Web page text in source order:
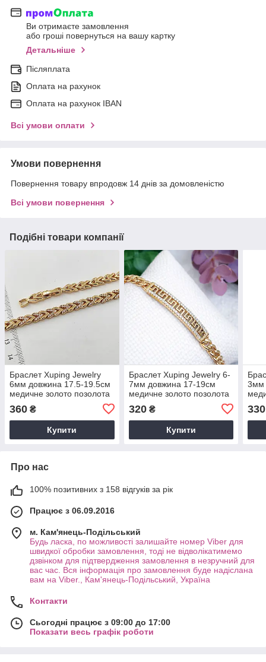
Ви отримаєте замовлення
або гроші повернуться на вашу картку
Детальніше
Післяплата
Оплата на рахунок
Оплата на рахунок IBAN
Всі умови оплати
Умови повернення
Повернення товару впродовж 14 днів за домовленістю
Всі умови повернення
Подібні товари компанії
Браслет Xuping Jewelry
6мм довжина 17.5-19.5см
медичне золото позолота
360 ₴
Купити
Браслет Xuping Jewelry 6-
7мм довжина 17-19см
медичне золото позолота
320₴
Купити
3мм
330
Про нас
100% позитивних з 158 відгуків за рік
Працює з 06.09.2016
м. Кам'янець-Подільський
Будь ласка, по можливості залишайте номер Viber для
швидкої обробки замовлення, тоді не відволікатимемо
дзвінком для підтвердження замовлення в незручний для
вас час. Вся інформація про замовлення буде надіслана
вам на Viber., Кам'янець-Подільський, Україна
Контакти
Сьогодні працює з 09:00 до 17:00
Показати весь графік роботи